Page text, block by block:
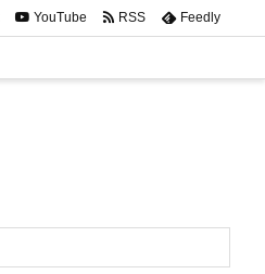
YouTube RSS Feedly